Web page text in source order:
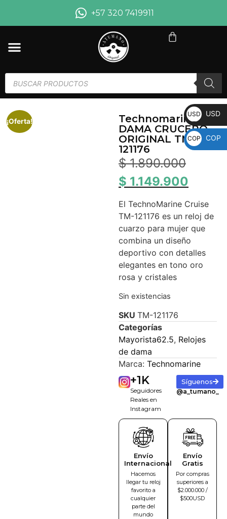
+57 320 7419911
¡Oferta!
Technomarine
DAMA CRUCERO
ORIGINAL TM-
121176
$1.890.000
$ 1.149.900
El TechnoMarine Cruise
TM-121176 es un reloj de
cuarzo para mujer que
combina un diseño
deportivo con detalles
elegantes en tono oro
rosa y cristales
Sin existencias
SKU TM-121176
Categorías
Mayorista62.5, Relojes
de dama
Marca: Technomarine
Seguidores
Reales en
Instagram
+1K Síguenos
@a_tumano_
Envío
Internacional
Hacemos
llegar tu reloj
favorito a
cualquier
parte del
mundo
Envío
Gratis
Por compras
superiores a
$2.000.000 /
$500USD
USD USD
COP COP